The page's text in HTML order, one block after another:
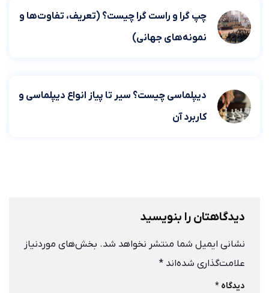
چپ گرا و راست گرا چیست؟ (تعریف، تفاوت‌ها و
نمونه‌های جهانی)
دیپلماسی چیست؟ سیر تا پیاز انواع دیپلماسی و
کاربرد آن
دیدگاهتان را بنویسید
نشانی ایمیل شما منتشر نخواهد شد. بخش‌های موردنیاز
علامت‌گذاری شده‌اند *
دیدگاه *